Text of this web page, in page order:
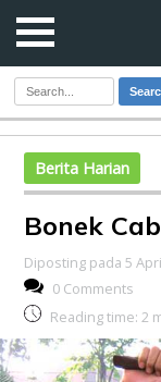
Berita Harian
Bonek
Diposting pada 5
0 Comments
Reading time: 2